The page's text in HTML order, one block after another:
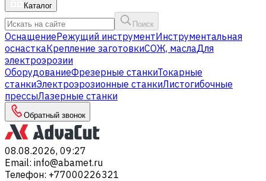
Каталог
Поиск
ОснащениеРежущий инструментИнструментальная
оснасткаКрепление заготовкиСОЖ, маслаДля
электроэрозии
ОборудованиеФрезерные станкиТокарные
станкиЭлектроэрозионные станкиЛистогибочные
прессыЛазерные станки
Обратный звонок
08.08.2026, 09:27
Email: info@abamet.ru
Телефон: +77000226321